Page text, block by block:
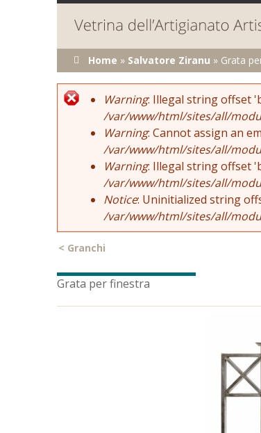
Tu sei qui
Home » Salvatore Ziranu » Grata
Error message
Warning: Illegal string offset
/var/www/html/sites/all/
Warning: Cannot assign an
/var/www/html/sites/all/
Warning: Illegal string offset
/var/www/html/sites/all/
Notice: Uninitialized string
/var/www/html/sites/all/
< Granchi
Grata per finestra